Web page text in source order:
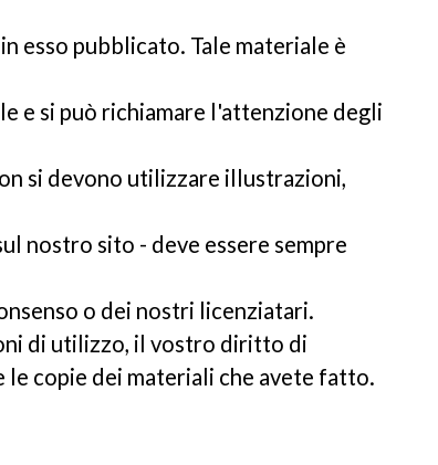
pubblicato. Tale materiale è
e si può richiamare l'attenzione degli
si devono utilizzare illustrazioni,
nostro sito - deve essere sempre
o dei nostri licenziatari.
di utilizzo, il vostro diritto di
copie dei materiali che avete fatto.